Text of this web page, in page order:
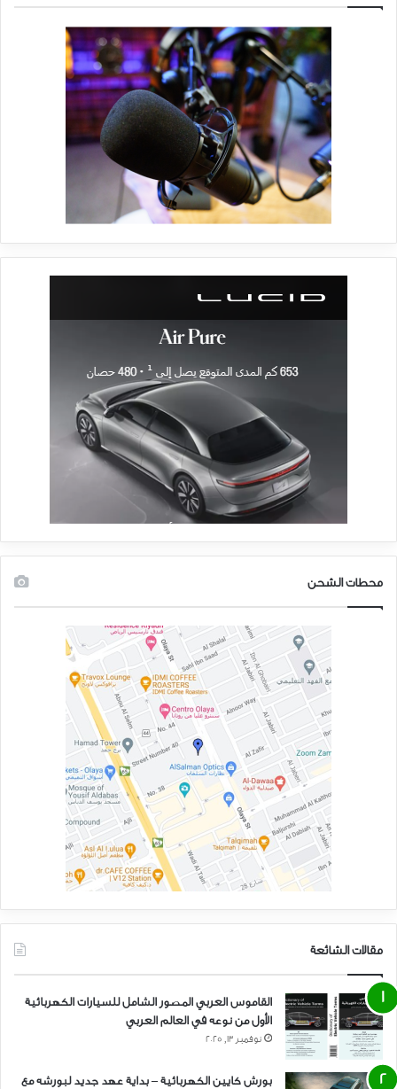
محطات الشحن
مقالات الشائعة
القاموس العربي المصور الشامل للسيارات الكهربائية
الأول من نوعه في العالم العربي
نوفمبر 13, 2025
بورش كايين الكهربائية – بداية عهد جديد لبورشه مع